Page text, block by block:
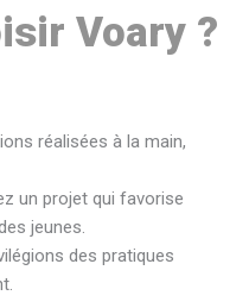
Voary ?
réalisées à la main,
un projet qui favorise
jeunes.
des pratiques